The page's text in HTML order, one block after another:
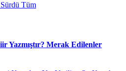
Sürdü Tüm
Yazmıştır? Merak Edilenler